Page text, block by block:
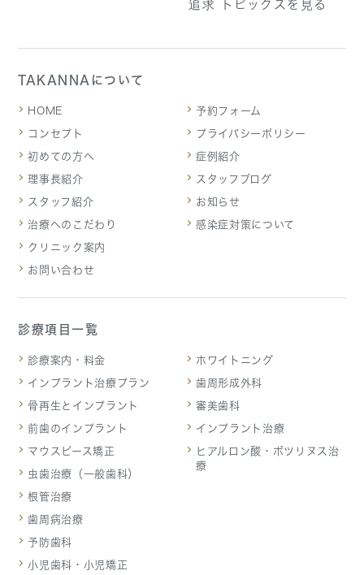
TAKANNAについて
HOME
コンセプト
初めての方へ
理事長紹介
スタッフ紹介
治療へのこだわり
クリニック案内
お問い合わせ
予約フォーム
プライバシーポリシー
症例紹介
スタッフブログ
お知らせ
感染症対策について
診療項目一覧
診療案内・料金
インプラント治療プラン
骨再生とインプラント
前歯のインプラント
マウスピース矯正
虫歯治療（一般歯科）
根管治療
歯周病治療
予防歯科
小児歯科・小児矯正
ホワイトニング
歯周形成外科
審美歯科
インプラント治療
ヒアルロン酸・ボツリヌス治
療